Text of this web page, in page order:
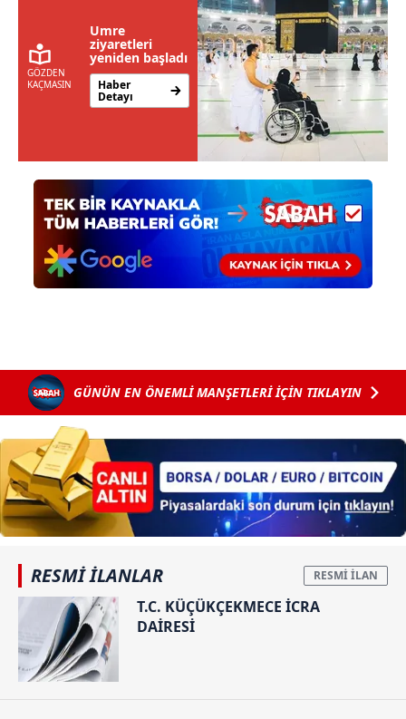
kılınması ve kişiselleştirilmesi ve sizlere yönelik
reklam/pazarlama faaliyetlerinin yapılması, amaçlarıyla
sınırlı olarak açık rızanız dahilinde kullanılacaktır.
Çerezlere ilişkin tercihlerinizi aşağıda yer alan panel
vasıtasıyla belirleyebilirsiniz. Çerezlere ilişkin detaylı bilgi
6698 sayılı Kişisel Verilerin Korunması Kanunu uyarınca
hazırlanmış Aydınlatma Metnimizi okumak ve sitemizde
ilgili mevzuata uygun olarak kullanılan çerezlerle ilgili bilgi
almak için lütfen
Umre
ziyaretleri
yeniden başladı
GÜNÜN EN ÖNEMLİ MANŞETLERİ İÇİN TIKLAYIN
RESMİ İLANLAR
T.C. KÜÇÜKÇEKMECE İCRA
DAİRESİ